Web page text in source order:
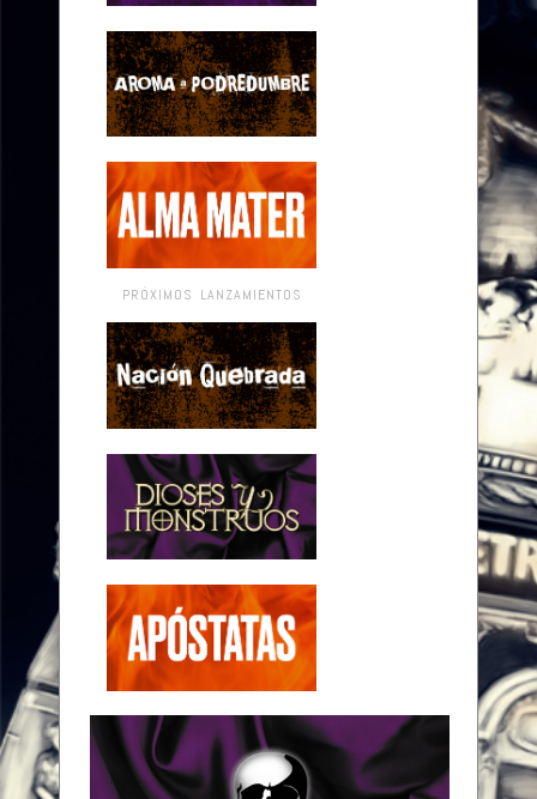
PRÓXIMOS LANZAMIENTOS
Browse: Home
Actualización de la sección de
recursos gráficos